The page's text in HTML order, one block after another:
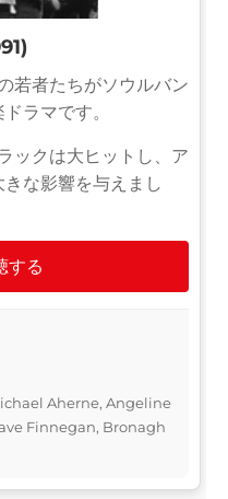
若者たちがソウルバン
ラマです。
ックは大ヒットし、ア
な影響を与えまし
する
Aherne, Angeline
Finnegan, Bronagh